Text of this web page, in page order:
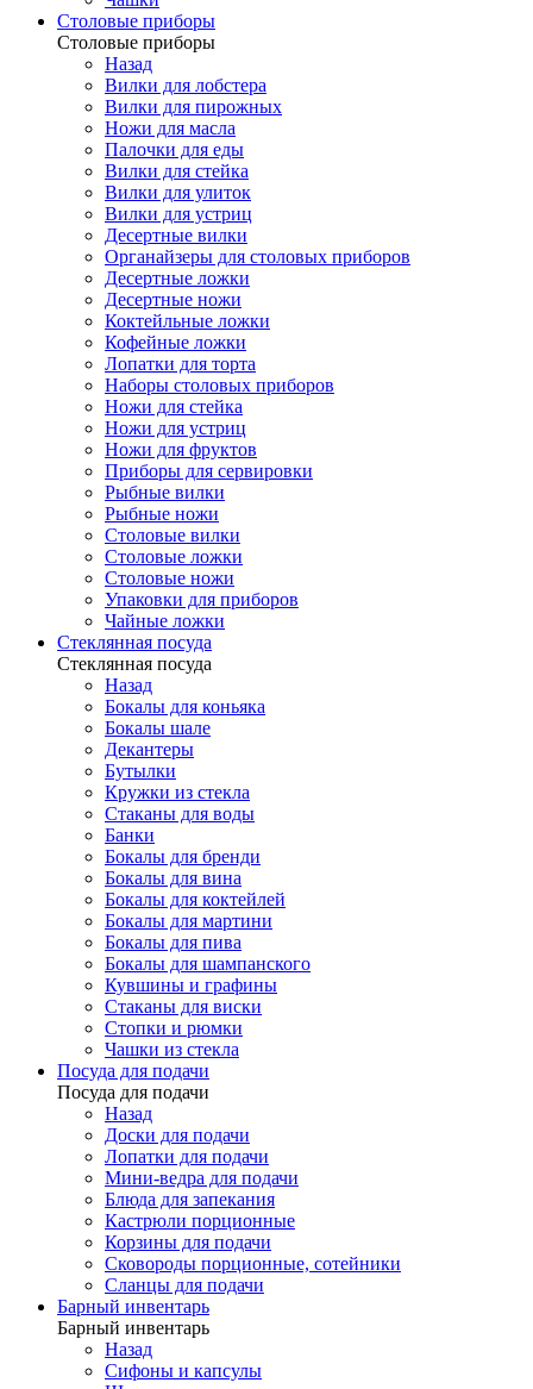
Cтоловые приборы
Cтоловые приборы
Назад
Вилки для лобстера
Вилки для пирожных
Ножи для масла
Палочки для еды
Вилки для стейка
Вилки для улиток
Вилки для устриц
Десертные вилки
Органайзеры для столовых приборов
Десертные ложки
Десертные ножи
Коктейльные ложки
Кофейные ложки
Лопатки для торта
Наборы столовых приборов
Ножи для стейка
Ножи для устриц
Ножи для фруктов
Приборы для сервировки
Рыбные вилки
Рыбные ножи
Столовые вилки
Столовые ложки
Столовые ножи
Упаковки для приборов
Чайные ложки
Стеклянная посуда
Стеклянная посуда
Назад
Бокалы для коньяка
Бокалы шале
Декантеры
Бутылки
Кружки из стекла
Стаканы для воды
Банки
Бокалы для бренди
Бокалы для вина
Бокалы для коктейлей
Бокалы для мартини
Бокалы для пива
Бокалы для шампанского
Кувшины и графины
Стаканы для виски
Стопки и рюмки
Чашки из стекла
Посуда для подачи
Посуда для подачи
Назад
Доски для подачи
Лопатки для подачи
Мини-ведра для подачи
Блюда для запекания
Кастрюли порционные
Корзины для подачи
Сковороды порционные, сотейники
Сланцы для подачи
Барный инвентарь
Барный инвентарь
Назад
Сифоны и капсулы